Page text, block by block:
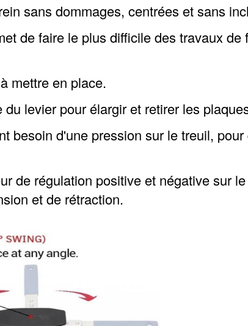
sans dommages, centrées et sans
de faire le plus difficile des travaux de
mettre en place.
levier pour élargir et retirer les
besoin d'une pression sur le treuil,
de régulation positive et négative sur
et de rétraction.